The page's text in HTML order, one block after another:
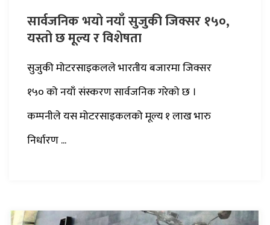
सार्वजनिक भयो नयाँ सुजुकी जिक्सर १५०,
यस्तो छ मूल्य र विशेषता
सुजुकी मोटरसाइकलले भारतीय बजारमा जिक्सर
१५० को नयाँ संस्करण सार्वजनिक गरेको छ ।
कम्पनीले यस मोटरसाइकलको मूल्य १ लाख भारु
निर्धारण ...